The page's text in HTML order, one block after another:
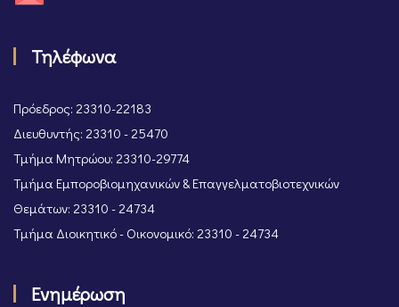
Τηλέφωνα
Πρόεδρος: 23310-22183
Διευθυντής: 23310 - 25470
Τμήμα Μητρώου: 23310-29774
Τμήμα Εμποροβιομηχανικών & Επαγγελματοβιοτεχνικών
Θεμάτων: 23310 - 24734
Τμήμα Διοικητικό - Οικονομικό: 23310 - 24734
Ενημέρωση